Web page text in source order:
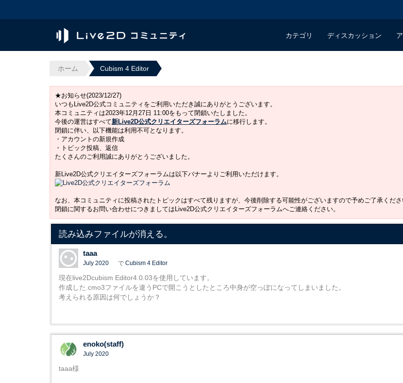
カテゴリ ディスカッション
ホーム Cubism 4 Editor
★お知らせ(2023/12/27)
いつもLive2D公式コミュニティをご利用いただき誠にありがとうございます。
本コミュニティは2023年12月27日 11:00をもって閉鎖いたしました。
今後の運営はすべて新Live2D公式クリエイターズフォーラムに移行します。
閉鎖に伴い、以下機能は利用不可となります。
・アカウントの新規作成
・トピック投稿、返信
たくさんのご利用誠にありがとうございました。
新Live2D公式クリエイターズフォーラムは以下バナーよりご利用いただけます。
なお、本コミュニティに投稿されたトピックはすべて残りますが、今後削除する可能性がございますので予めご了承くださ
閉鎖に関するお問い合わせにつきましてはLive2D公式クリエイターズフォーラムへご連絡ください。
読み込みファイルが消える。
taaa
July 2020 で Cubism 4 Editor
現在live2Dcubism Editor4.0.03を使用しています。
作成した.cmo3ファイルを違うPCで開こうとしたところ中身が空っぽになってしまいました。
考えられる原因は何でしょうか？
enoko(staff)
July 2020
taaa様